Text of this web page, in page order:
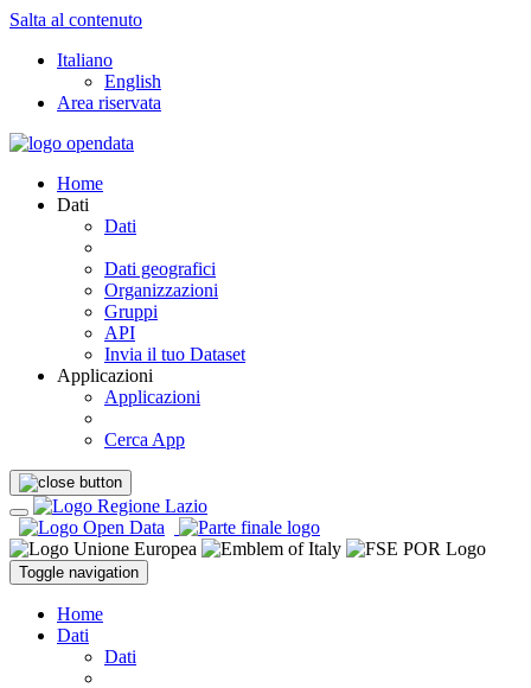
Salta al contenuto
Italiano
English
Area riservata
Home
Dati
Dati
Dati geografici
Organizzazioni
Gruppi
API
Invia il tuo Dataset
Applicazioni
Applicazioni
Cerca App
Toggle navigation
Home
Dati
Dati